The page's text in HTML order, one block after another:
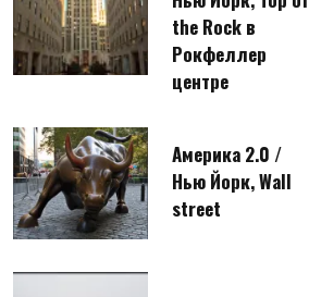
the Rock в
Рокфеллер
центре
Америка 2.0 /
Нью Йорк, Wall
street